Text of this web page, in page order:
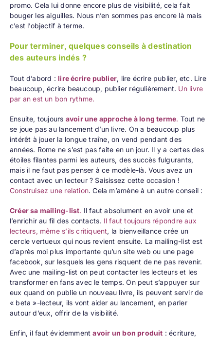
promo. Cela lui donne encore plus de visibilité, cela fait
bouger les aiguilles. Nous n’en sommes pas encore là mais
c’est l’objectif à terme.
Pour terminer, quelques conseils à destination
des auteurs indés ?
Tout d’abord : lire écrire publier, lire écrire publier, etc. Lire
beaucoup, écrire beaucoup, publier régulièrement. Un livre
par an est un bon rythme.
Ensuite, toujours avoir une approche à long terme. Tout ne
se joue pas au lancement d’un livre. On a beaucoup plus
intérêt à jouer la longue traîne, on vend pendant des
années. Rome ne s’est pas faite en un jour. Il y a certes des
étoiles filantes parmi les auteurs, des succès fulgurants,
mais il ne faut pas penser à ce modèle-là. Vous avez un
contact avec un lecteur ? Saisissez cette occasion !
Construisez une relation. Cela m’amène à un autre conseil :
Créer sa mailing-list. Il faut absolument en avoir une et
l’enrichir au fil des contacts. Il faut toujours répondre aux
lecteurs, même s’ils critiquent, la bienveillance crée un
cercle vertueux qui nous revient ensuite. La mailing-list est
d’après moi plus importante qu’un site web ou une page
facebook, sur lesquels les gens risquent de ne pas revenir.
Avec une mailing-list on peut contacter les lecteurs et les
transformer en fans avec le temps. On peut s’appuyer sur
eux quand on publie un nouveau livre, ils peuvent servir de
« beta »-lecteur, ils vont aider au lancement, en parler
autour d’eux, offrir de la visibilité.
Enfin, il faut évidemmentavoir un bon produit : écriture,